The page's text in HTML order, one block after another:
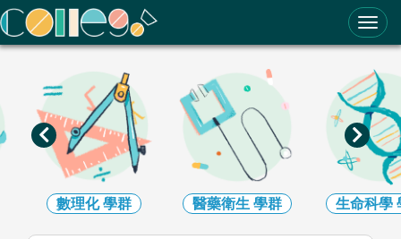
ColleGo! 大學選才與高中育才輔助系統
數理化學群 醫藥衛生 學群 生命科學